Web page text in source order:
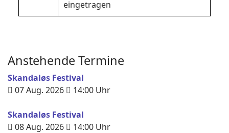
eingetragen
Anstehende Termine
Skandaløs Festival
07 Aug. 2026
14:00 Uhr
Skandaløs Festival
08 Aug. 2026
14:00 Uhr